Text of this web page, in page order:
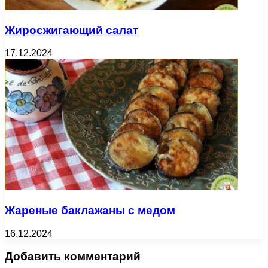
Жиросжигающий салат
17.12.2024
Жареные баклажаны с медом
16.12.2024
Добавить комментарий